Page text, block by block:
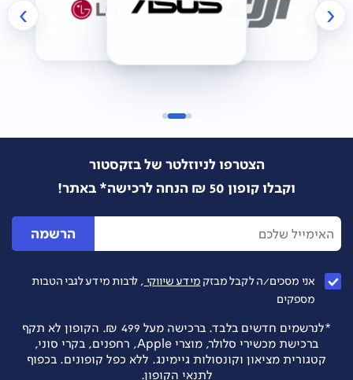
‹
›
הצטרפו לניוזלטר של בזקסטור
וקבלו קופון 50 ₪ הנחה לרכישה* באתר!
הרשמה
אני מסכים/ה לקבל מבזק מידע שיווקי , לרבות מידע לגבי הטבות
מספקים
*לנרשמים חדשים בלבד. ברכישה מעל 499 ₪. הקופון לא תקף
ברכישת מכשירי סלולר, מוצרי Apple, רחפנים, בקרי סוני,
קטגורית מציאון וקונסולות גיימינג. ללא כפל קופונים. בכפוף
לתנאי הקופון.